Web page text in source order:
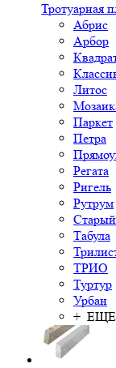
Тротуарная
Абрис
Арбор
Литос
Паркет
Петра
Регата
Ригель
Рутрум
Табула
ТРИО
Туртур
Урбан
+ ЕЩЕ